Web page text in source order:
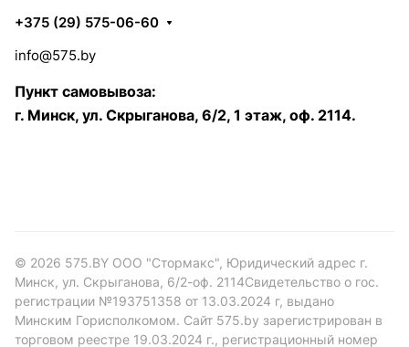
+375 (29) 575-06-60
info@575.by
Пункт самовывоза:
г. Минск, ул. Скрыганова, 6/2, 1 этаж, оф. 2114.
© 2026 575.BY ООО "Стормакс", Юридический адрес г.
Минск, ул. Скрыганова, 6/2-оф. 2114Свидетельство о гос.
регистрации №193751358 от 13.03.2024 г, выдано
Минским Горисполкомом. Сайт 575.by зарегистрирован в
торговом реестре 19.03.2024 г., регистрационный номер